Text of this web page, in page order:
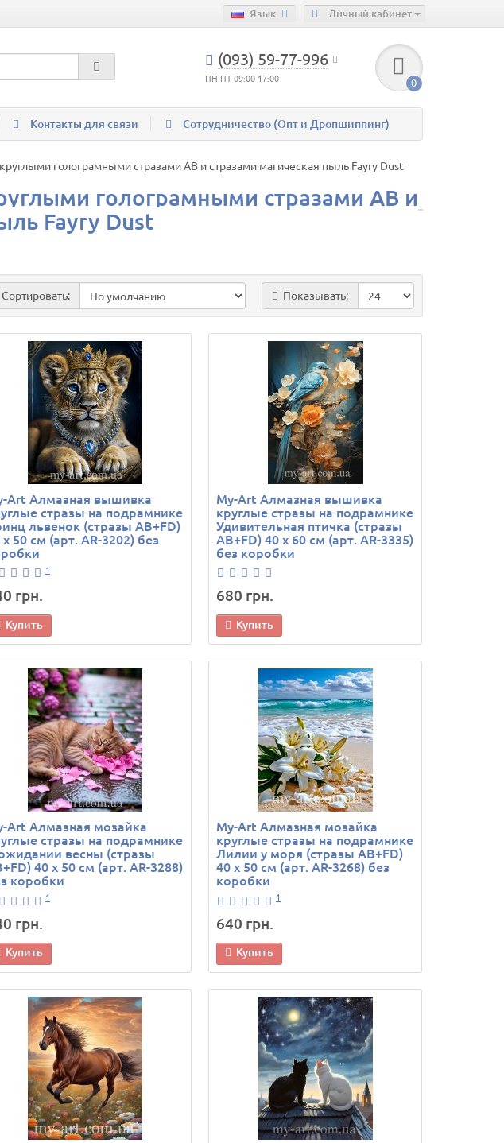
Личный кабинет
Язык
(093) 59-77-996
ПН-ПТ 09:00-17:00 0
Контакты для связи Сотрудничество (Опт и Дропшиппинг)
голограмными стразами AB и стразами магическая пыль Fayry Dust
голограмными стразами AB и
Fayry Dust
Сортировать: Показывать:
Art Алмазная вышивка
стразы на подрамнике
львенок (стразы AB+FD)
х 50 см (арт. AR-3202) без
1
грн.
Купить
My-Art Алмазная вышивка
круглые стразы на подрамнике
Удивительная птичка (стразы
AB+FD) 40 х 60 см (арт. AR-3335)
без коробки
680 грн.
Купить
Art Алмазная мозайка
стразы на подрамнике
весны (стразы
40 х 50 см (арт. AR-3288)
коробки
1
грн.
Купить
My-Art Алмазная мозайка
круглые стразы на подрамнике
Лилии у моря (стразы AB+FD)
40 х 50 см (арт. AR-3268) без
коробки
1
640 грн.
Купить